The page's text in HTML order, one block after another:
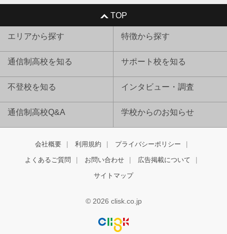
TOP
エリアから探す 特徴から探す
通信制高校を知る サポート校を知る
不登校を知る インタビュー・調査
通信制高校Q&A 学校からのお知らせ
会社概要 利用規約 プライバシーポリシー
よくあるご質問 お問い合わせ 広告掲載について
サイトマップ
© 2026 clisk.co.jp